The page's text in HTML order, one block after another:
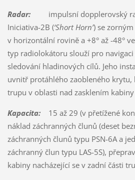
Radar:impulsní dopplerovský
Iniciativa-2B (‘Short Horn’) se
v horizontální rovině a +8° až -48°
typ radiolokátoru slouží pro navigaci
sledování hladinových cílů. Jeho
uvnitř protáhlého zaobleného krytu,
trupu v oblasti nad zasklením
Kapacita:15 až 29 (v přetížené
náklad záchranných člunů (deset
záchranných člunů typu PSN-6A a
záchranný člun typu LAS-5S),
kabiny nacházející se v zadní části